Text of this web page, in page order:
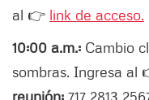
al 👉 link de acceso.
10:00 a.m.: Cambio
sombras. Ingresa al
reunión: 717 2813